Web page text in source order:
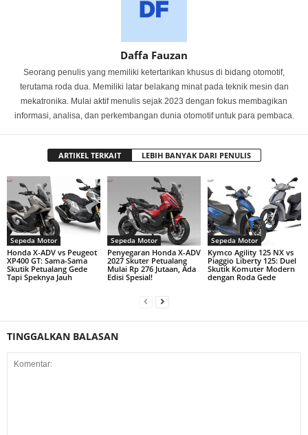
Daffa Fauzan
Seorang penulis yang memiliki ketertarikan khusus di bidang otomotif,
terutama roda dua. Memiliki latar belakang minat pada teknik mesin dan
mekatronika. Mulai aktif menulis sejak 2023 dengan fokus membagikan
informasi, analisa, dan perkembangan dunia otomotif untuk para pembaca.
ARTIKEL TERKAIT LEBIH BANYAK DARI PENULIS
Sepeda Motor
Honda X-ADV vs Peugeot
XP400 GT: Sama-Sama
Skutik Petualang Gede
Tapi Speknya Jauh
Sepeda Motor
Penyegaran Honda X-ADV
2027 Skuter Petualang
Mulai Rp 276 Jutaan, Ada
Edisi Spesial!
Sepeda Motor
Kymco Agility 125 NX vs
Piaggio Liberty 125: Duel
Skutik Komuter Modern
dengan Roda Gede
TINGGALKAN BALASAN